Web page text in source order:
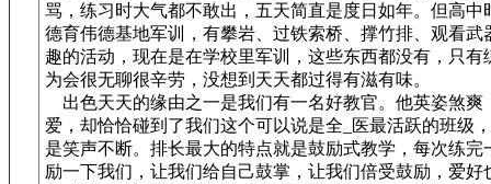
骂，练习时大气都不敢出，五天简直是度日如年。但高中
德育伟德基地军训，有攀岩、过铁索桥、撑竹排、观看武
趣的活动，现在是在学校里军训，这些东西都没有，只有
为会很无聊很辛劳，没想到天天都过得有滋有味。
出色天天的缘由之一是我们有一名好教官。他英姿煞爽
爱，却恰恰碰到了我们这个可以说是全_医最活跃的班级
是笑声不断。排长最大的特点就是鼓励式教学，每次练完
励一下我们，让我们给自己鼓掌，让我们倍受鼓励，爱好